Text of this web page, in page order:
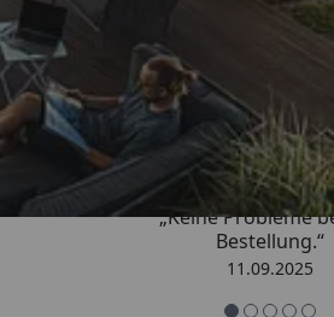
Trusted Shops
5,00/ 5
„Keine Probleme
Bestellung.“
11.09.2025